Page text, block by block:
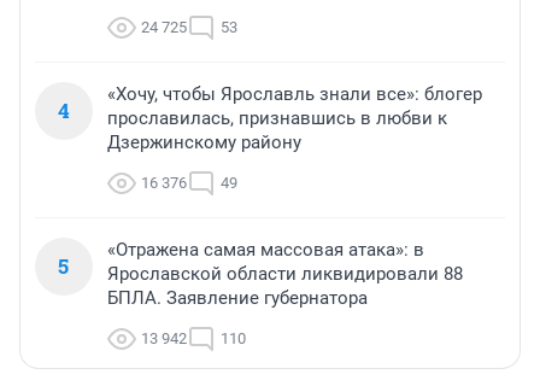
24 725 53
4
«Хочу, чтобы Ярославль знали все»: блогер
прославилась, признавшись в любви к
Дзержинскому району
16 376 49
5
«Отражена самая массовая атака»: в
Ярославской области ликвидировали 88
БПЛА. Заявление губернатора
13 942 110